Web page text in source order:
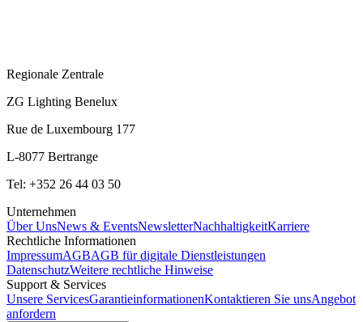
Regionale Zentrale
ZG Lighting Benelux
Rue de Luxembourg 177
L-8077 Bertrange
Tel: +352 26 44 03 50
Unternehmen
Über UnsNews & EventsNewsletterNachhaltigkeitKarriere
Rechtliche Informationen
ImpressumAGBAGB für digitale Dienstleistungen
DatenschutzWeitere rechtliche Hinweise
Support & Services
Unsere ServicesGarantieinformationenKontaktieren Sie unsAngebot
anfordern